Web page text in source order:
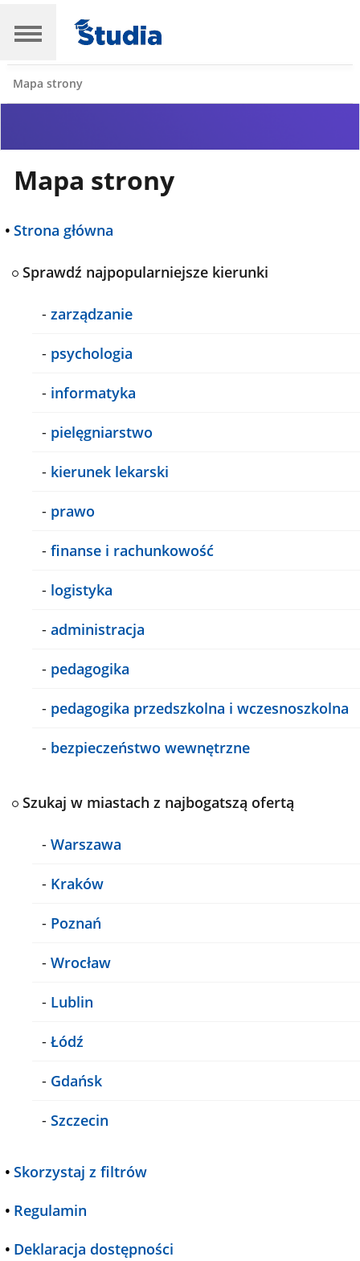
Mapa strony
Mapa strony
• Strona główna
Sprawdź najpopularniejsze kierunki
- zarządzanie
- psychologia
- informatyka
- pielęgniarstwo
- kierunek lekarski
- prawo
- finanse i rachunkowość
- logistyka
- administracja
- pedagogika
- pedagogika przedszkolna i wczesnoszkolna
- bezpieczeństwo wewnętrzne
Szukaj w miastach z najbogatszą ofertą
- Warszawa
- Kraków
- Poznań
- Wrocław
- Lublin
- Łódź
- Gdańsk
- Szczecin
• Skorzystaj z filtrów
• Regulamin
• Deklaracja dostępności